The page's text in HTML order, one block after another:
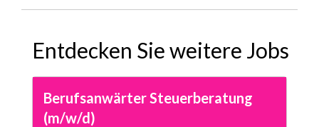
Entdecken Sie weitere Jobs
Berufsanwärter Steuerberatung
(m/w/d)